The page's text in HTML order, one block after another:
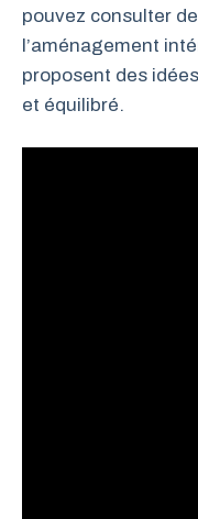
pouvez consulter
l’aménagement
proposent des
et équilibré.